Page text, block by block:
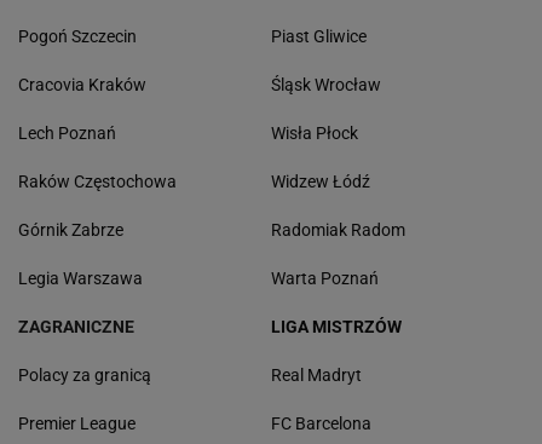
Pogoń Szczecin
Cracovia Kraków
Lech Poznań
Raków Częstochowa
Górnik Zabrze
Legia Warszawa
Piast Gliwice
Śląsk Wrocław
Wisła Płock
Widzew Łódź
Radomiak Radom
Warta Poznań
ZAGRANICZNE
Polacy za granicą
Premier League
LIGA MISTRZÓW
Real Madryt
FC Barcelona